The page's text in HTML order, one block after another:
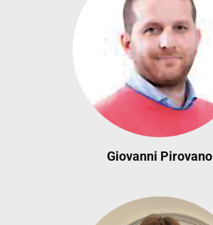
Giovanni Pirovano